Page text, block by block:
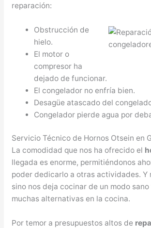
reparación:
Obstrucción de
hielo.
El motor o
compresor ha
dejado de funcionar.
El congelador no enfría bien.
Desagüe atascado del
Congelador pierde agua por
Servicio Técnico de Hornos Otsein en
La comodidad que nos ha ofrecido el
llegada es enorme, permitiéndonos
poder dedicarlo a otras actividades. Y
sino nos deja cocinar de un modo
muchas alternativas en la cocina.
Por temor a presupuestos altos de